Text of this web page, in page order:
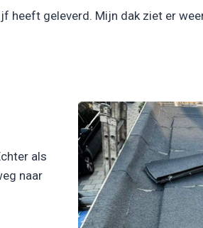
heeft geleverd. Mijn dak ziet er
als
naar